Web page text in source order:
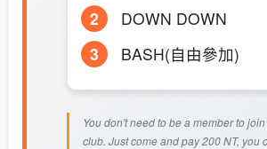
2
DOWN DOWN
3
BASH(自由參加)
You don't need to be a member to
club. Just come and pay 200 NT, you